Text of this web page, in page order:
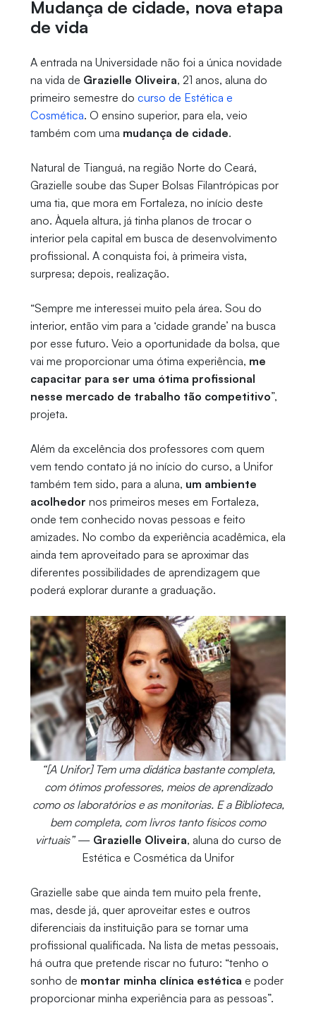
Mudança de cidade, nova etapa
de vida
A entrada na Universidade não foi a única novidade
na vida de Grazielle Oliveira, 21 anos, aluna do
primeiro semestre do curso de Estética e
Cosmética. O ensino superior, para ela, veio
também com uma mudança de cidade.
Natural de Tianguá, na região Norte do Ceará,
Grazielle soube das Super Bolsas Filantrópicas por
uma tia, que mora em Fortaleza, no início deste
ano. Àquela altura, já tinha planos de trocar o
interior pela capital em busca de desenvolvimento
profissional. A conquista foi, à primeira vista,
surpresa; depois, realização.
“Sempre me interessei muito pela área. Sou do
interior, então vim para a ‘cidade grande’ na busca
por esse futuro. Veio a oportunidade da bolsa, que
vai me proporcionar uma ótima experiência, me
capacitar para ser uma ótima profissional
nesse mercado de trabalho tão competitivo”,
projeta.
Além da excelência dos professores com quem
vem tendo contato já no início do curso, a Unifor
também tem sido, para a aluna, um ambiente
acolhedor nos primeiros meses em Fortaleza,
onde tem conhecido novas pessoas e feito
amizades. No combo da experiência acadêmica, ela
ainda tem aproveitado para se aproximar das
diferentes possibilidades de aprendizagem que
poderá explorar durante a graduação.
“[A Unifor] Tem uma didática bastante completa,
com ótimos professores, meios de aprendizado
como os laboratórios e as monitorias. E a Biblioteca,
bem completa, com livros tanto físicos como
virtuais”— Grazielle Oliveira, aluna do curso de
Estética e Cosmética da Unifor
Grazielle sabe que ainda tem muito pela frente,
mas, desde já, quer aproveitar estes e outros
diferenciais da instituição para se tornar uma
profissional qualificada. Na lista de metas pessoais,
há outra que pretende riscar no futuro: “tenho o
sonho de montar minha clínica estética e poder
proporcionar minha experiência para as pessoas”.